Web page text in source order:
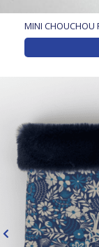
MINI CHOUCHOU